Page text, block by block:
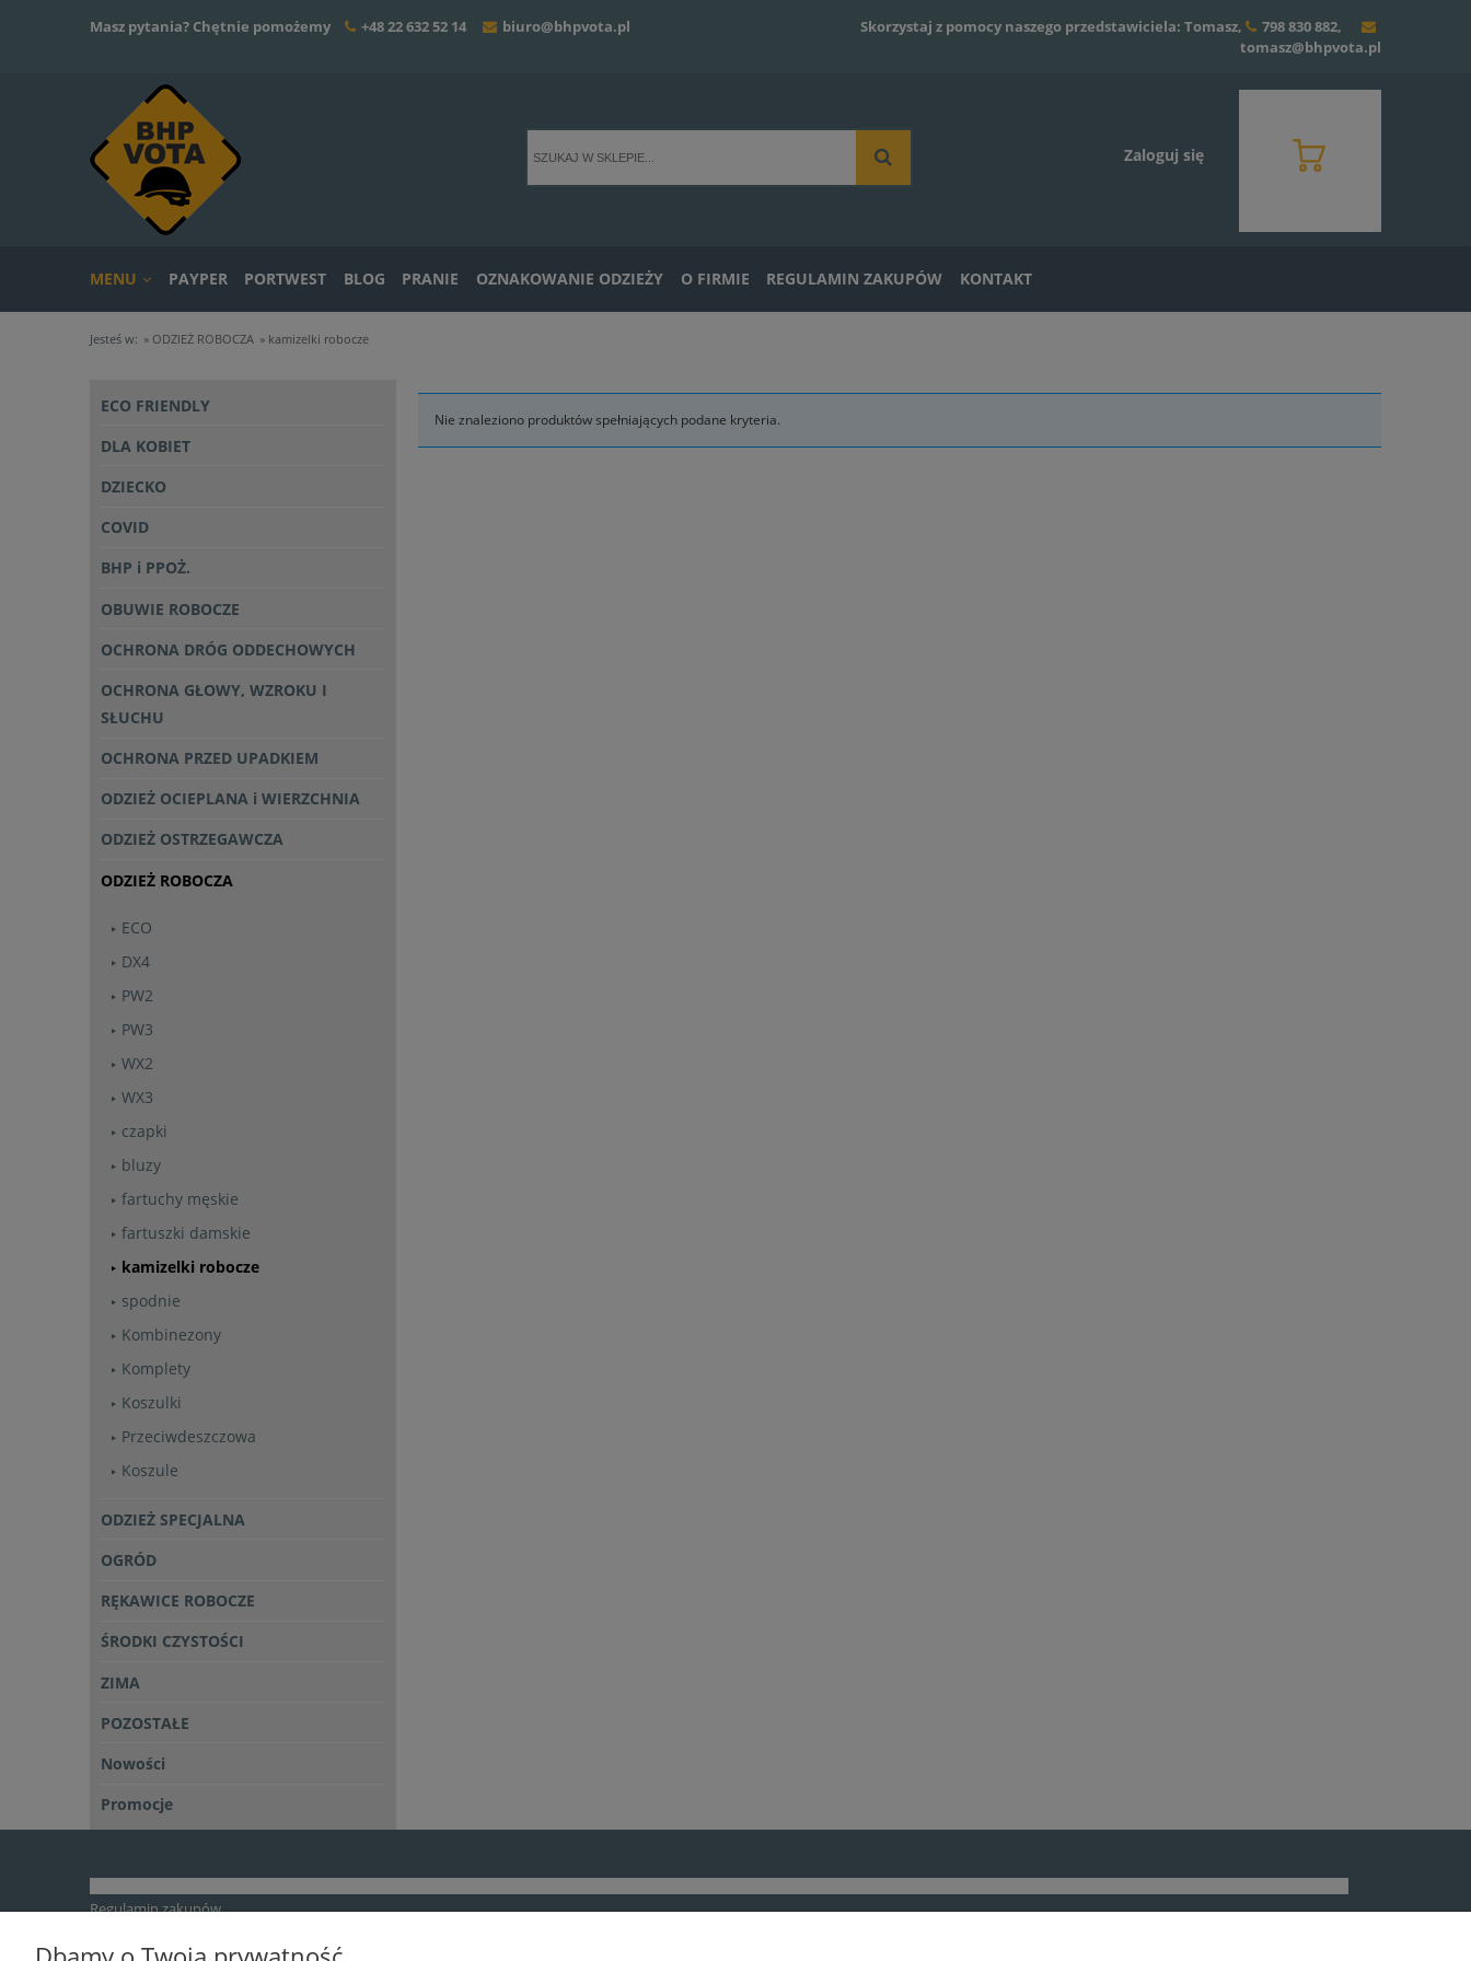
Masz pytania? Chętnie pomożemy +48 22 632 52 14 biuro@bhpvota.pl Skorzystaj z pomocy naszego przedstawiciela: Tomasz, 798 830 882,
tomasz@bhpvota.pl
Zaloguj się
MENU PAYPER PORTWEST BLOG PRANIE OZNAKOWANIE ODZIEŻY O FIRMIE REGULAMIN ZAKUPÓW KONTAKT
Jesteś w: » ODZIEŻ ROBOCZA » kamizelki robocze
ECO FRIENDLY
DLA KOBIET
DZIECKO
COVID
BHP i PPOŻ.
OBUWIE ROBOCZE
OCHRONA DRÓG ODDECHOWYCH
OCHRONA GŁOWY, WZROKU I
SŁUCHU
OCHRONA PRZED UPADKIEM
ODZIEŻ OCIEPLANA i WIERZCHNIA
ODZIEŻ OSTRZEGAWCZA
ODZIEŻ ROBOCZA
ECO
DX4
PW2
PW3
WX2
WX3
czapki
bluzy
fartuchy męskie
fartuszki damskie
kamizelki robocze
spodnie
Kombinezony
Komplety
Koszulki
Przeciwdeszczowa
Koszule
ODZIEŻ SPECJALNA
OGRÓD
RĘKAWICE ROBOCZE
ŚRODKI CZYSTOŚCI
ZIMA
POZOSTAŁE
Nowości
Promocje
Nie znaleziono produktów spełniających podane kryteria.
Regulamin zakupów